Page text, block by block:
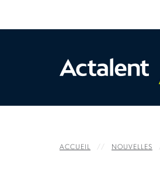
ACCUEIL NOUVELLES